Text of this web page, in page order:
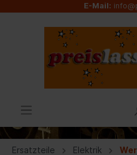
E-Mail:
Ersatzteile Elektrik